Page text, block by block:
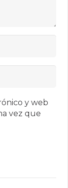
y web
vez que